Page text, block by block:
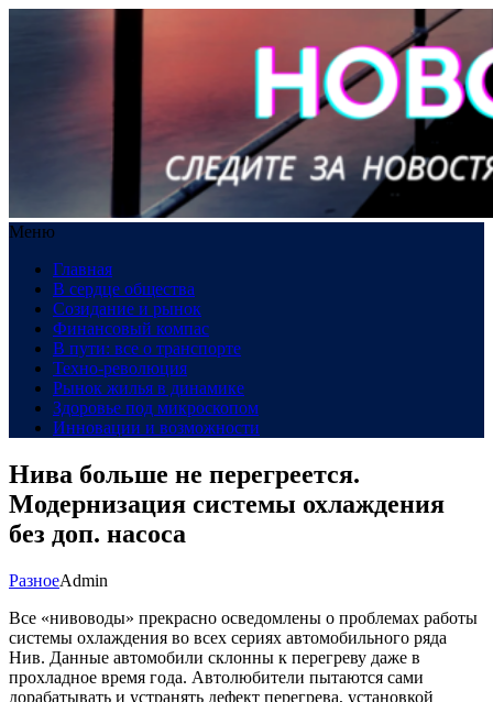
Меню
Главная
В сердце общества
Созидание и рынок
Финансовый компас
В пути: все о транспорте
Техно-революция
Рынок жилья в динамике
Здоровье под микроскопом
Инновации и возможности
Нива больше не перегреется.
Модернизация системы охлаждения
без доп. насоса
РазноеAdmin
Все «нивоводы» прекрасно осведомлены о проблемах работы
системы охлаждения во всех сериях автомобильного ряда
Нив. Данные автомобили склонны к перегреву даже в
прохладное время года. Автолюбители пытаются сами
дорабатывать и устранять дефект перегрева, установкой